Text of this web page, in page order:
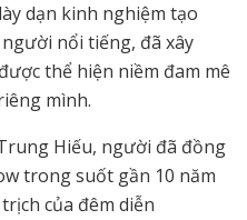
dạn kinh nghiệm tạo
nổi tiếng, đã xây
thể hiện niềm đam mê
mình.
Hiếu, người đã đồng
trong suốt gần 10 năm
của đêm diễn